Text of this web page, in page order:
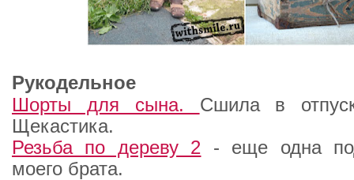
Рукодельное
Шорты для сына. Сшила в
Щекастика.
Резьба по дереву 2 - еще одна
моего брата.